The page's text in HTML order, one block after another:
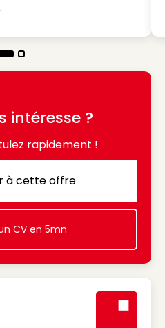
intéresse ?
rapidement !
Postuler à cette offre
à cette offre
Icon decorative
CV en 5mn